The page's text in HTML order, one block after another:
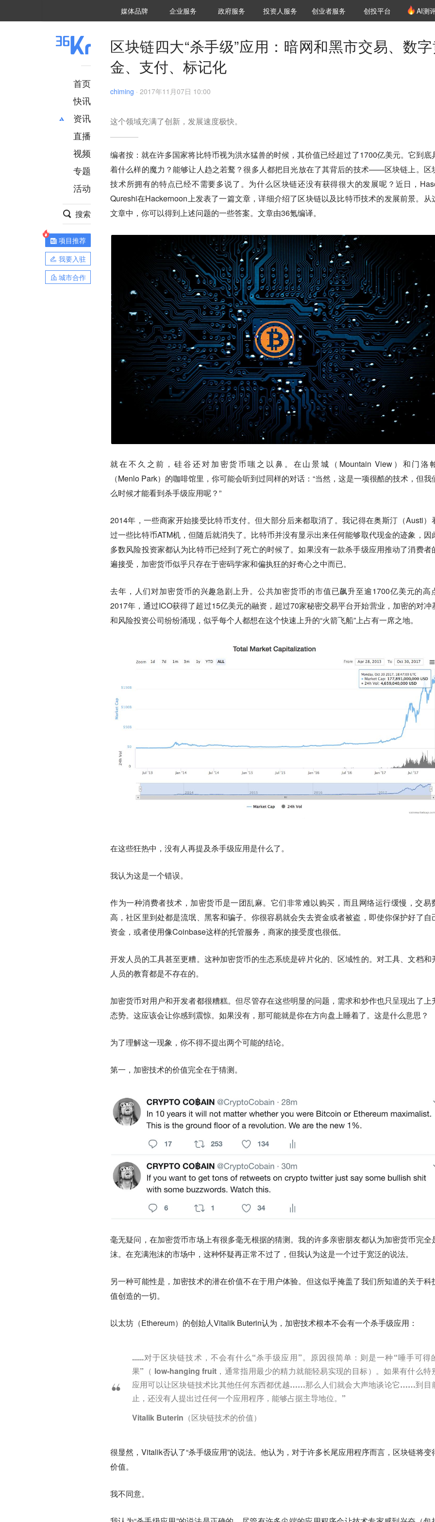
媒体品牌 36Kr研究院
企业服务 城市之窗
政府服务 VClub投资机构库
投资机构职位推介
投资人服务 创投氪堂
创业者服务 创投平台 AI测
首页
快讯
资讯
推荐
财经
项目推荐
安徽
直播
视频
专题
活动
搜索
项目推荐
我要入驻
城市合作
区块链四大“杀手级”应用：暗网和黑市交易、数
金、支付、标记化
chiming · 2017年11月07日 10:00
这个领域充满了创新，发展速度极快。
编者按：就在许多国家将比特币视为洪水猛兽的时候，其价值已经超过了1700亿美元。它到底
着什么样的魔力？能够让人趋之若鹜？很多人都把目光放在了其背后的技术——区块链上。区
技术所拥有的特点已经不需要多说了。为什么区块链还没有获得很大的发展呢？近日，
Qureshi在Hackernoon上发表了一篇文章，详细介绍了区块链以及比特币技术的发展前景。从
文章中，你可以得到上述问题的一些答案。文章由36氪编译。
就在不久之前，硅谷还对加密货币嗤之以鼻。在山景城（Mountain View）和门洛
（Menlo Park）的咖啡馆里，你可能会听到过同样的对话：“当然，这是一项很酷的技术，但我
么时候才能看到杀手级应用呢？”
2014年，一些商家开始接受比特币支付。但大部分后来都取消了。我记得在奥斯汀（Austi）
过一些比特币ATM机，但随后就消失了。比特币并没有显示出来任何能够取代现金的迹象，因
多数风险投资家都认为比特币已经到了死亡的时候了。如果没有一款杀手级应用推动了消费者
遍接受，加密货币似乎只存在于密码学家和偏执狂的好奇心之中而已。
去年，人们对加密货币的兴趣急剧上升。公共加密货币的市值已飙升至逾1700亿美元的高
2017年，通过ICO获得了超过15亿美元的融资，超过70家秘密交易平台开始营业，加密的对冲
和风险投资公司纷纷涌现，似乎每个人都想在这个快速上升的“火箭飞船”上占有一席之地。
在这些狂热中，没有人再提及杀手级应用是什么了。
我认为这是一个错误。
作为一种消费者技术，加密货币是一团乱麻。它们非常难以购买，而且网络运行缓慢，交易
高，社区里到处都是流氓、黑客和骗子。你很容易就会失去资金或者被盗，即使你保护好了自
资金，或者使用像Coinbase这样的托管服务，商家的接受度也很低。
开发人员的工具甚至更糟。这种加密货币的生态系统是碎片化的、区域性的。对工具、文档和
人员的教育都是不存在的。
加密货币对用户和开发者都很糟糕。但尽管存在这些明显的问题，需求和炒作也只呈现出了上
态势。这应该会让你感到震惊。如果没有，那可能就是你在方向盘上睡着了。这是什么意思？
为了理解这一现象，你不得不提出两个可能的结论。
第一，加密技术的价值完全在于猜测。
毫无疑问，在加密货币市场上有很多毫无根据的猜测。我的许多亲密朋友都认为加密货币完全
沫。在充满泡沫的市场中，这种怀疑再正常不过了，但我认为这是一个过于宽泛的说法。
另一种可能性是，加密技术的潜在价值不在于用户体验。但这似乎掩盖了我们所知道的关于科
值创造的一切。
以太坊（Ethereum）的创始人Vitalik Buterin认为，加密技术根本不会有一个杀手级应用：
......对于区块链技术，不会有什么“杀手级应用”。原因很简单：则是一种“唾手可得
果”（ low-hanging fruit，通常指用最少的精力就能轻易实现的目标）。如果有什么特
应用可以让区块链技术比其他任何东西都优越……那么人们就会大声地谈论它……到目
止，还没有人提出过任何一个应用程序，能够占据主导地位。”
Vitalik Buterin（区块链技术的价值）
很显然，Vitalik否认了“杀手级应用”的说法。他认为，对于许多长尾应用程序而言，区块链将变
价值。
我不同意。